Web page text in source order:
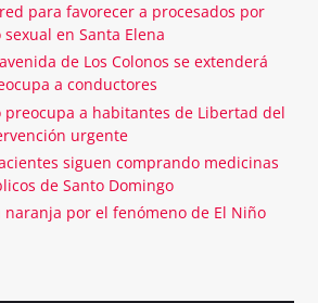
para favorecer a procesados por
en Santa Elena
de Los Colonos se extenderá
a conductores
preocupa a habitantes de Libertad del
urgente
siguen comprando medicinas
de Santo Domingo
naranja por el fenómeno de El Niño